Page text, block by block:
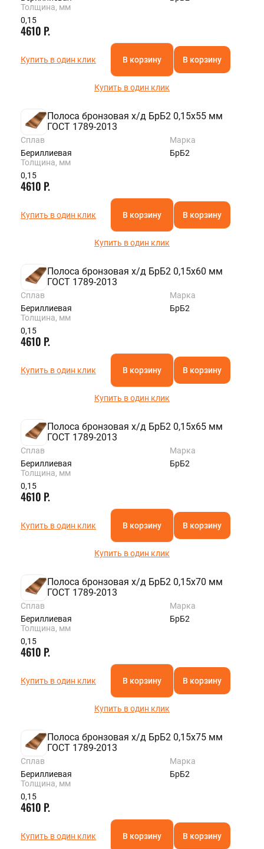
Толщина, мм
0,15
4610 Р.
Купить в один клик В корзину В корзину
Купить в один клик
Полоса бронзовая х/д БрБ2 0,15х55 мм
ГОСТ 1789-2013
Сплав
Бериллиевая
Марка
БрБ2
Толщина, мм
0,15
4610 Р.
Купить в один клик В корзину В корзину
Купить в один клик
Полоса бронзовая х/д БрБ2 0,15х60 мм
ГОСТ 1789-2013
Сплав
Бериллиевая
Марка
БрБ2
Толщина, мм
0,15
4610 Р.
Купить в один клик В корзину В корзину
Купить в один клик
Полоса бронзовая х/д БрБ2 0,15х65 мм
ГОСТ 1789-2013
Сплав
Бериллиевая
Марка
БрБ2
Толщина, мм
0,15
4610 Р.
Купить в один клик В корзину В корзину
Купить в один клик
Полоса бронзовая х/д БрБ2 0,15х70 мм
ГОСТ 1789-2013
Сплав
Бериллиевая
Марка
БрБ2
Толщина, мм
0,15
4610 Р.
Купить в один клик В корзину В корзину
Купить в один клик
Полоса бронзовая х/д БрБ2 0,15х75 мм
ГОСТ 1789-2013
Сплав
Бериллиевая
Марка
БрБ2
Толщина, мм
0,15
4610 Р.
Купить в один клик В корзину В корзину